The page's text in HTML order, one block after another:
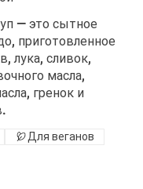
— это сытное
приготовленное
лука, сливок,
масла,
гренок и
Для веганов